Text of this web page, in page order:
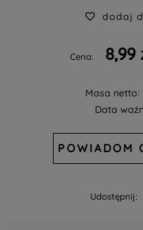
dodaj
Cena: 8,99
Masa netto:
Data
POWIADOM
Udostępnij: